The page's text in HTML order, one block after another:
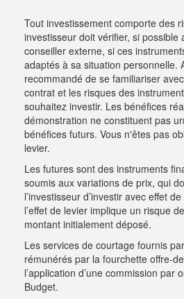
Tout investissement comporte des
investisseur doit vérifier, si possible
conseiller externe, si ces
adaptés à sa situation personnelle.
recommandé de se familiariser
contrat et les risques des
souhaitez investir. Les bénéfices
démonstration ne constituent pas
bénéfices futurs. Vous n'êtes pas
levier.
Les futures sont des instruments
soumis aux variations de prix, qui
l’investisseur d’investir avec effet
l’effet de levier implique un risque
montant initialement déposé.
Les services de courtage fournis
rémunérés par la fourchette offre-
l’application d’une commission par
Budget.